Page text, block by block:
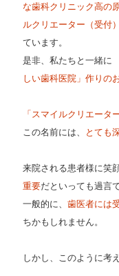
な歯科クリニック高の
ルクリエーター（受付
ています。
是非、私たちと一緒に
しい歯科医院」作りの
「スマイルクリエーター
この名前には、
とても
来院される患者様に笑
重要だといっても過言
一般的に、歯医者には
ちかもしれません。
しかし、このように考